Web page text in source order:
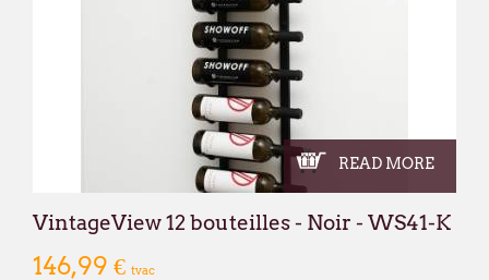
READ MORE
VintageView 12 bouteilles - Noir - WS41-K
146,99 € tvac